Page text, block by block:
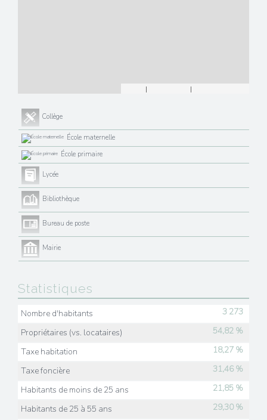
| |
Collège
École maternelle
École primaire
Lycée
Bibliothèque
Bureau de poste
Mairie
Statistiques
Nombre d'habitants
3 273
Propriétaires (vs. locataires)
54,82 %
Taxe habitation
18,27 %
Taxe foncière
31,46 %
Habitants de moins de 25 ans
21,85 %
Habitants de 25 à 55 ans
29,30 %